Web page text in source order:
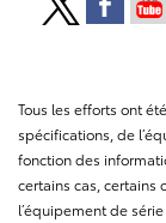
Tous les efforts ont
spécifications, de
fonction des
certains cas, certains
l’équipement de